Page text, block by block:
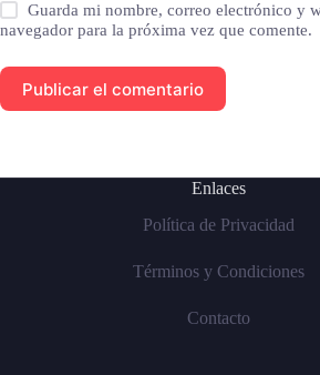
Guarda mi nombre, correo electrónico y
navegador para la próxima vez que comente.
Publicar el comentario
Enlaces
Política de Privacidad
Términos y Condiciones
Contacto